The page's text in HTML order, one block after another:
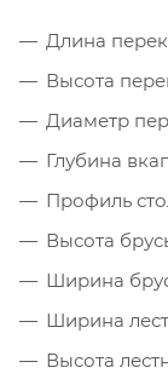
Длина
Высота
Диаметр
Глубина
Профиль
Высота
Ширина
Ширина
Высота